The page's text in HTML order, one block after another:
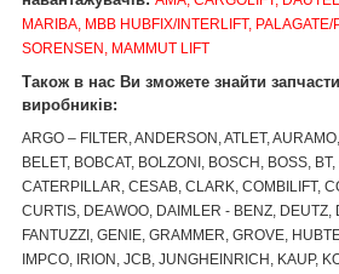
MARIBA, MBB HUBFIX/INTERLIFT,
SORENSEN, MAMMUT LIFT
Також в нас Ви зможете знайти
виробників:
ARGO – FILTER, ANDERSON, ATLET,
BELET, BOBCAT, BOLZONI, BOSCH, BOSS,
CATERPILLAR, CESAB, CLARK, COMBILIFT,
CURTIS, DEAWOO, DAIMLER - BENZ,
FANTUZZI, GENIE, GRAMMER, GROVE,
IMPCO, IRION, JCB, JUNGHEINRICH, KAUP,